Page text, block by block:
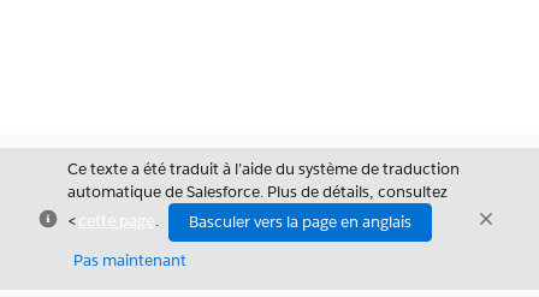
Fermer
Ce texte a été traduit à l’aide du système de traduction
automatique de Salesforce. Plus de détails, consultez
<cette page .
Basculer vers la page en anglais
Pas maintenant
Fermer